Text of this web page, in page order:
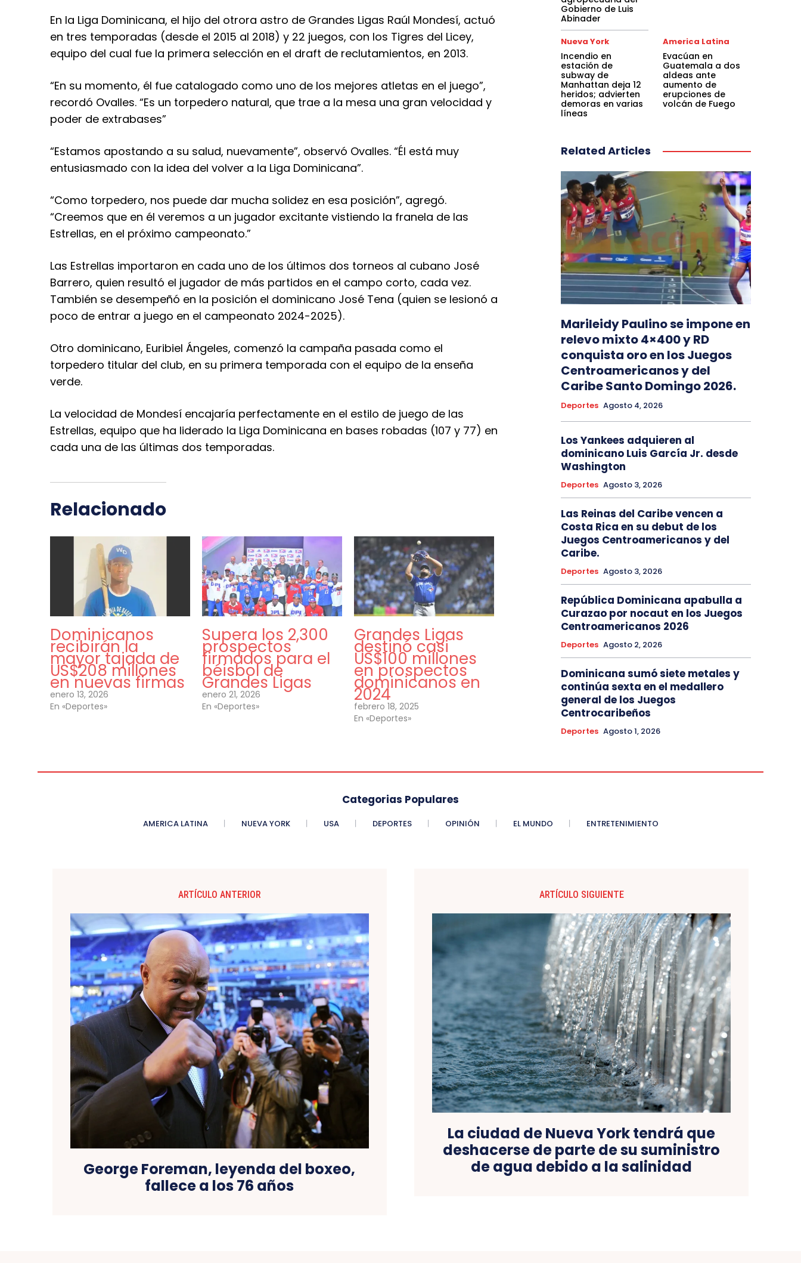
En la Liga Dominicana, el hijo del otrora astro de Grandes Ligas Raúl Mondesí, actuó
en tres temporadas (desde el 2015 al 2018) y 22 juegos, con los Tigres del Licey,
equipo del cual fue la primera selección en el draft de reclutamientos, en 2013.
“En su momento, él fue catalogado como uno de los mejores atletas en el juego”,
recordó Ovalles. “Es un torpedero natural, que trae a la mesa una gran velocidad y
poder de extrabases”
“Estamos apostando a su salud, nuevamente”, observó Ovalles. “Él está muy
entusiasmado con la idea del volver a la Liga Dominicana”.
“Como torpedero, nos puede dar mucha solidez en esa posición”, agregó.
“Creemos que en él veremos a un jugador excitante vistiendo la franela de las
Estrellas, en el próximo campeonato.”
Las Estrellas importaron en cada uno de los últimos dos torneos al cubano José
Barrero, quien resultó el jugador de más partidos en el campo corto, cada vez.
También se desempeñó en la posición el dominicano José Tena (quien se lesionó a
poco de entrar a juego en el campeonato 2024-2025).
Otro dominicano, Euribiel Ángeles, comenzó la campaña pasada como el
torpedero titular del club, en su primera temporada con el equipo de la enseña
verde.
La velocidad de Mondesí encajaría perfectamente en el estilo de juego de las
Estrellas, equipo que ha liderado la Liga Dominicana en bases robadas (107 y 77) en
cada una de las últimas dos temporadas.
Relacionado
Dominicanos
recibirán la
mayor tajada de
US$208 millones
en nuevas firmas
enero 13, 2026
En «Deportes»
Supera los 2,300
prospectos
firmados para el
béisbol de
Grandes Ligas
enero 21, 2026
En «Deportes»
Grandes Ligas
destinó casi
US$100 millones
en prospectos
dominicanos en
2024
febrero 18, 2025
En «Deportes»
Gobierno de Luis
Abinader
Nueva York
Incendio en
estación de
subway de
Manhattan deja 12
heridos; advierten
demoras en varias
líneas
America Latina
Evacúan en
Guatemala a dos
aldeas ante
aumento de
erupciones de
volcán de Fuego
Related Articles
Marileidy Paulino se impone en
relevo mixto 4×400 y RD
conquista oro en los Juegos
Centroamericanos y del
Caribe Santo Domingo 2026.
Deportes Agosto 4, 2026
Los Yankees adquieren al
dominicano Luis García Jr. desde
Washington
Deportes Agosto 3, 2026
Las Reinas del Caribe vencen a
Costa Rica en su debut de los
Juegos Centroamericanos y del
Caribe.
Deportes Agosto 3, 2026
República Dominicana apabulla a
Curazao por nocaut en los Juegos
Centroamericanos 2026
Deportes Agosto 2, 2026
Dominicana sumó siete metales y
continúa sexta en el medallero
general de los Juegos
Centrocaribeños
Deportes Agosto 1, 2026
Categorias Populares
AMERICA LATINA NUEVA YORK USA DEPORTES OPINIÓN EL MUNDO ENTRETENIMIENTO
ARTÍCULO ANTERIOR
George Foreman, leyenda del boxeo,
fallece a los 76 años
ARTÍCULO SIGUIENTE
La ciudad de Nueva York tendrá que
deshacerse de parte de su suministro
de agua debido a la salinidad